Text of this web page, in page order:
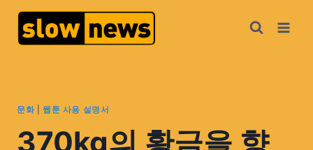
문화| 웹툰 사용 설명서
370kg의 황금을 향